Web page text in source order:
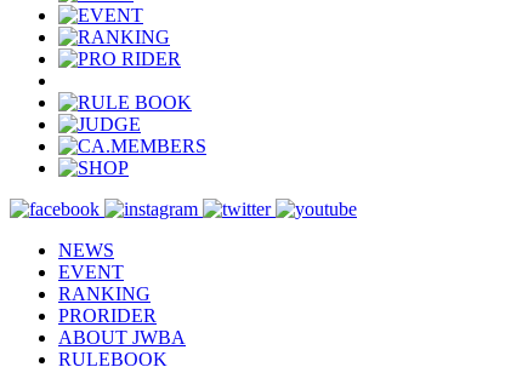
NEWS
EVENT
RANKING
PRORIDER
ABOUT JWBA
RULEBOOK